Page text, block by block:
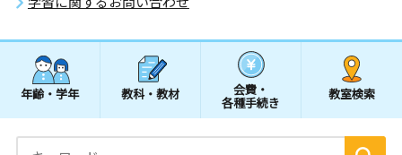
年齢・学年 教科・教材 会費・
各種手続き
教室検索